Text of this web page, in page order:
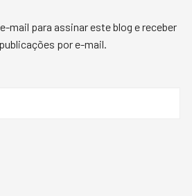
mail para assinar este blog e receber
por e-mail.